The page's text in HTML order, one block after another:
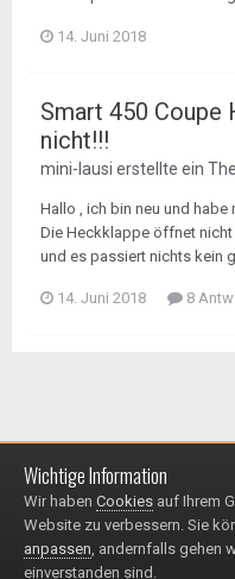
14. Juni 2018
Smart 450
nicht!!!
mini-lausi erstellte ein
Hallo , ich bin neu und habe
Die Heckklappe öffnet
und es passiert nichts kein
14. Juni 2018 8
Impressum /
©
Powered
Wichtige Information
Wir haben Cookies auf Ihrem
Website zu verbessern. Sie
anpassen, andernfalls gehen
einverstanden sind.